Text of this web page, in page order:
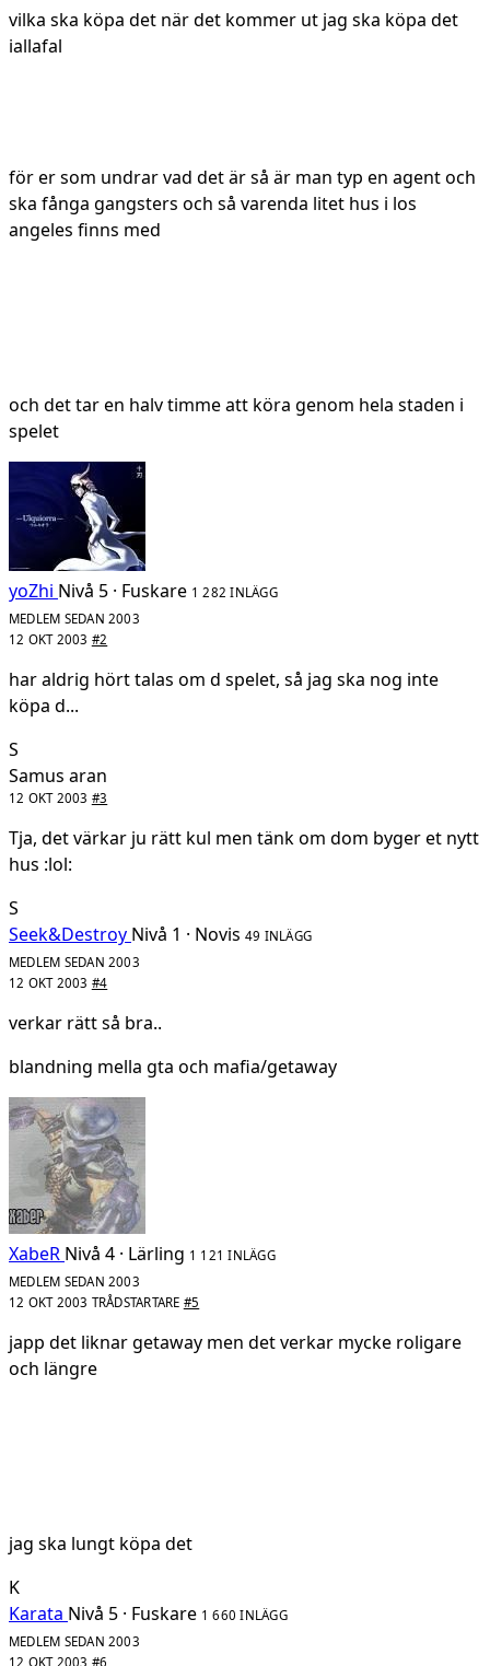
vilka ska köpa det när det kommer ut jag ska köpa det
iallafal
för er som undrar vad det är så är man typ en agent och
ska fånga gangsters och så varenda litet hus i los
angeles finns med
och det tar en halv timme att köra genom hela staden i
spelet
yoZhi Nivå 5 · Fuskare 1 282 INLÄGG
MEDLEM SEDAN 2003
12 OKT 2003 #2
har aldrig hört talas om d spelet, så jag ska nog inte
köpa d...
S
Samus aran
12 OKT 2003 #3
Tja, det värkar ju rätt kul men tänk om dom byger et nytt
hus :lol:
S
Seek&Destroy Nivå 1 · Novis 49 INLÄGG
MEDLEM SEDAN 2003
12 OKT 2003 #4
verkar rätt så bra..
blandning mella gta och mafia/getaway
XabeR Nivå 4 · Lärling 1 121 INLÄGG
MEDLEM SEDAN 2003
12 OKT 2003 TRÅDSTARTARE #5
japp det liknar getaway men det verkar mycke roligare
och längre
jag ska lungt köpa det
K
Karata Nivå 5 · Fuskare 1 660 INLÄGG
MEDLEM SEDAN 2003
12 OKT 2003 #6